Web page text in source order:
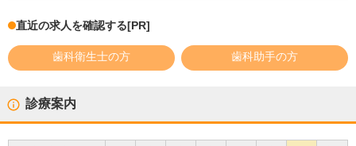
直近の求人を確認する[PR]
歯科衛生士の方 歯科助手の方
診療案内